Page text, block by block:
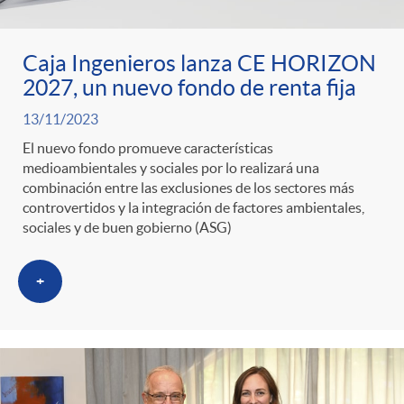
t
e
g
o
r
i
a
Caja Ingenieros lanza CE HORIZON
2027, un nuevo fondo de renta fija
13/11/2023
El nuevo fondo promueve características
medioambientales y sociales por lo realizará una
combinación entre las exclusiones de los sectores más
controvertidos y la integración de factores ambientales,
sociales y de buen gobierno (ASG)
+